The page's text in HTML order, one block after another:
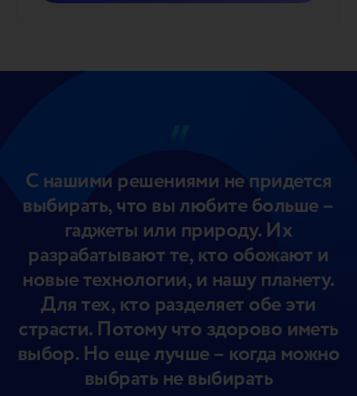
С нашими решениями не придется
выбирать, что вы любите больше –
гаджеты или природу. Их
разрабатывают те, кто обожают и
новые технологии, и нашу планету.
Для тех, кто разделяет обе эти
страсти. Потому что здорово иметь
выбор. Но еще лучше – когда можно
выбрать не выбирать